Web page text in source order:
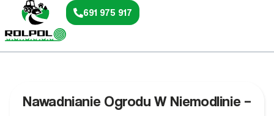
691 975 917
Nawadnianie Ogrodu W Niemodlinie –